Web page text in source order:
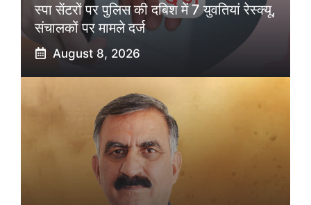
स्पा सेंटरों पर पुलिस की दबिश में 7 युवतियां रेस्क्यू,
संचालकों पर मामले दर्ज
August 8, 2026